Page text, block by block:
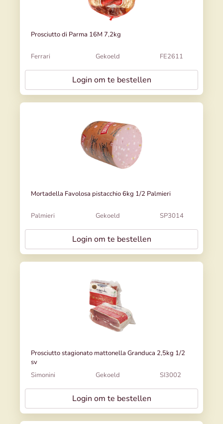
Prosciutto di Parma 16M 7,2kg
Ferrari Gekoeld FE2611
Login om te bestellen
Mortadella Favolosa pistacchio 6kg 1/2 Palmieri
Palmieri Gekoeld SP3014
Login om te bestellen
Prosciutto stagionato mattonella Granduca 2,5kg 1/2
sv
Simonini
Gekoeld SI3002
Login om te bestellen